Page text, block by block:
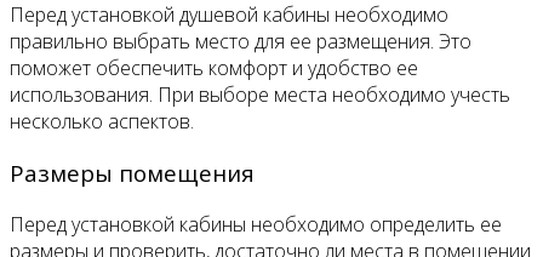
Перед установкой душевой кабины необходимо
правильно выбрать место для ее размещения. Это
поможет обеспечить комфорт и удобство ее
использования. При выборе места необходимо учесть
несколько аспектов.
Размеры помещения
Перед установкой кабины необходимо определить ее
размеры и проверить, достаточно ли места в помещении